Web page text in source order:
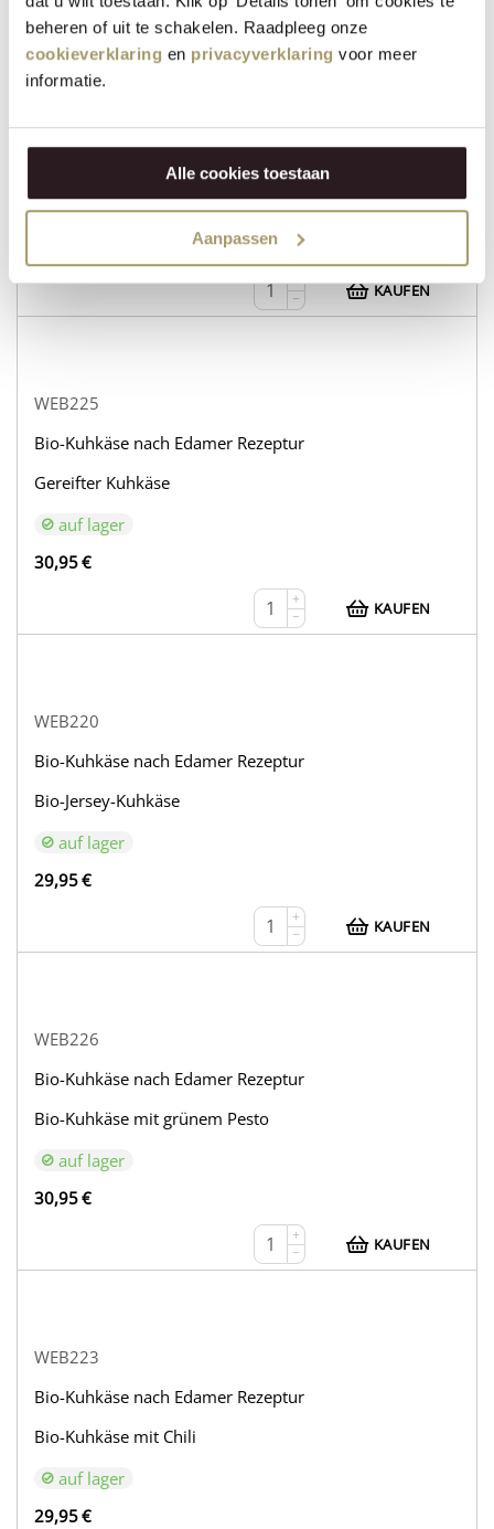
beheren of uit te schakelen. Raadpleeg onze
cookieverklaring en privacyverklaring voor meer
informatie.
Alle cookies toestaan
Aanpassen
WEB232
Bio-Kuhkäse nach Edamer Rezeptur
Gereifter Ziegenkäse
auf lager
+
−
KAUFEN
WEB225
Bio-Kuhkäse nach Edamer Rezeptur
Gereifter Kuhkäse
auf lager
30,95€
+
−
KAUFEN
WEB220
Bio-Kuhkäse nach Edamer Rezeptur
Bio-Jersey-Kuhkäse
auf lager
29,95€
+
−
KAUFEN
WEB226
Bio-Kuhkäse nach Edamer Rezeptur
Bio-Kuhkäse mit grünem Pesto
auf lager
30,95€
+
−
KAUFEN
WEB223
Bio-Kuhkäse nach Edamer Rezeptur
Bio-Kuhkäse mit Chili
auf lager
29,95€